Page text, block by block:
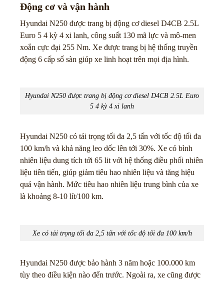
Động cơ và vận hành
Hyundai N250 được trang bị động cơ diesel D4CB 2.5L
Euro 5 4 kỳ 4 xi lanh, công suất 130 mã lực và mô-men
xoắn cực đại 255 Nm. Xe được trang bị hệ thống truyền
động 6 cấp số sàn giúp xe linh hoạt trên mọi địa hình.
Hyundai N250 được trang bị động cơ diesel D4CB 2.5L Euro
5 4 kỳ 4 xi lanh
Hyundai N250 có tải trọng tối đa 2,5 tấn với tốc độ tối đa
100 km/h và khả năng leo dốc lên tới 30%. Xe có bình
nhiên liệu dung tích tới 65 lit với hệ thống điều phối nhiên
liệu tiên tiến, giúp giảm tiêu hao nhiên liệu và tăng hiệu
quả vận hành. Mức tiêu hao nhiên liệu trung bình của xe
là khoảng 8-10 lít/100 km.
Xe có tải trọng tối đa 2,5 tấn với tốc độ tối đa 100 km/h
Hyundai N250 được bảo hành 3 năm hoặc 100.000 km
tùy theo điều kiện nào đến trước. Ngoài ra, xe cũng được